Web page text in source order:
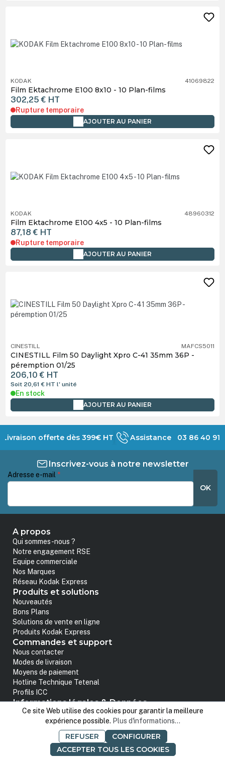
KODAK 41069822
Film Ektachrome E100 8x10 - 10 Plan-films
302,25 € HT
Rupture temporaire
AJOUTER AU PANIER
KODAK 48960312
Film Ektachrome E100 4x5 - 10 Plan-films
87,18 € HT
Rupture temporaire
AJOUTER AU PANIER
CINESTILL MAFCS5011
CINESTILL Film 50 Daylight Xpro C-41 35mm 36P -
péremption 01/25
206,10 € HT
Soit 20,61 €HTl' unité
En stock
AJOUTER AU PANIER
Livraison offerte dès 399€ HT Assistance 03 86 40 91
Inscrivez-vous à notre newsletter
Adresse e-mail *
OK
A propos
Qui sommes-nous ?
Notre engagement RSE
Equipe commerciale
Nos Marques
Réseau Kodak Express
Produits et solutions
Nouveautés
Bons Plans
Solutions de vente en ligne
Produits Kodak Express
Commandes et support
Nous contacter
Modes de livraison
Moyens de paiement
Hotline Technique Tetenal
Profils ICC
Informations légales & Données
Mentions légales
Conditions Générales de Vente
Politique de confidentialité
Données personnelles
Ce site Web utilise des cookies pour garantir la meilleure
expérience possible. Plus d'informations...
REFUSER
CONFIGURER
ACCEPTER TOUS LES COOKIES